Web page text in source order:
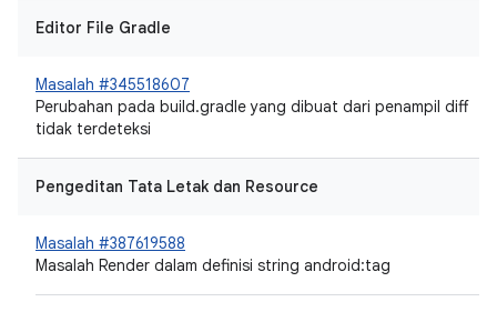
Editor File Gradle
Masalah #345518607
Perubahan pada build.gradle yang dibuat dari penampil diff
tidak terdeteksi
Pengeditan Tata Letak dan Resource
Masalah #387619588
Masalah Render dalam definisi string android:tag